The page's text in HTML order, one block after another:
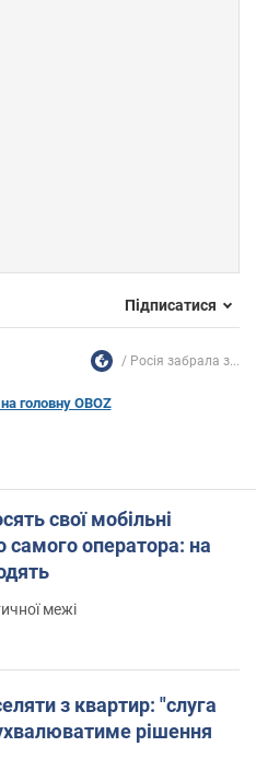
Підписатися
Росія забрала з...
головну OBOZ
свої мобільні
самого оператора: на
межі
з квартир: "слуга
рішення